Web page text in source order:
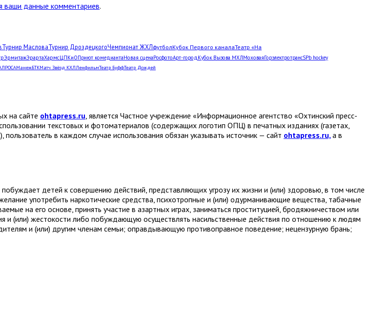
ваши данные комментариев.
Турнир МасловаТурнир ДроздецкогоЧемпионат ЖХЛфутболКубок Первого каналаТеатр «На
ЭрмитажЭрартаХармсЦПКиОПриют комедиантаНовая сценаРосфотоАрт-город Кубок Вызова МХЛМоховаяГорэлектротрансSPb hockey
МанежБТКМатч Звёзд КХЛЛенфильмТеатр БуффТеатр Дождей
на сайте ohtapress.ru, является Частное учреждение «Информационное агентство «Охтинский пресс-
текстовых и фотоматериалов (содержащих логотип ОПЦ) в печатных изданиях (газетах,
в каждом случае использования обязан указывать источник — сайт ohtapress.ru, а в
детей к совершению действий, представляющих угрозу их жизни и (или) здоровью, в том числе
употребить наркотические средства, психотропные и (или) одурманивающие вещества, табачные
на его основе, принять участие в азартных играх, заниматься проституцией, бродяжничеством или
(или) жестокости либо побуждающую осуществлять насильственные действия по отношению к людям
и (или) другим членам семьи; оправдывающую противоправное поведение; нецензурную брань;